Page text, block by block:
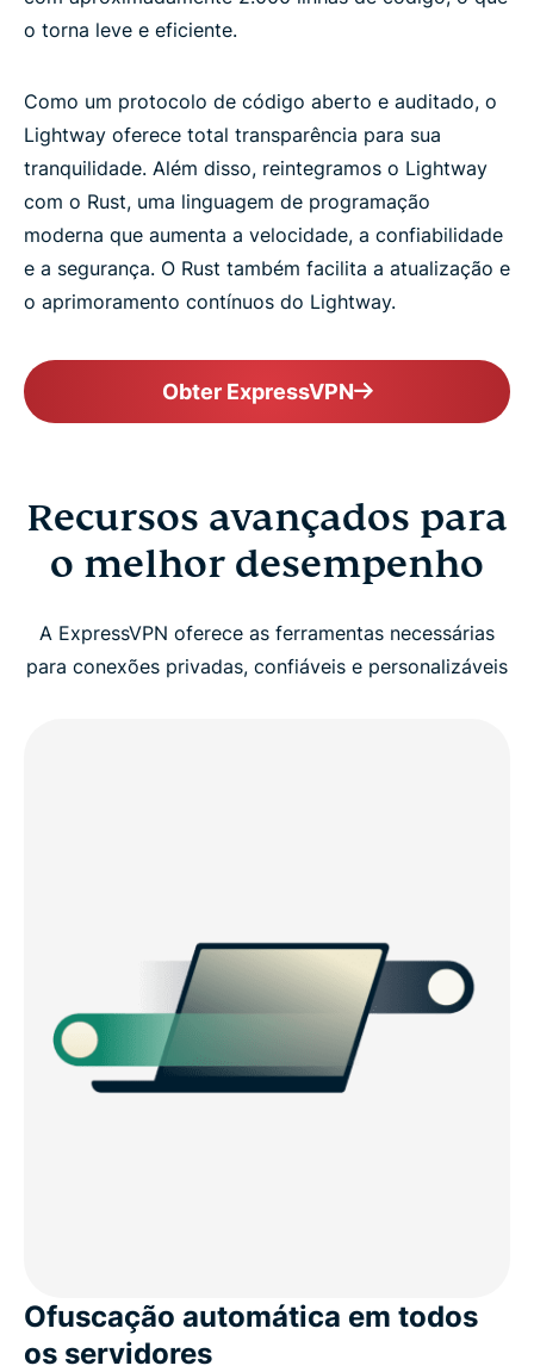
o torna leve e eficiente.
Como um protocolo de código aberto e auditado, o
Lightway oferece total transparência para sua
tranquilidade. Além disso, reintegramos o Lightway
com o Rust, uma linguagem de programação
moderna que aumenta a velocidade, a confiabilidade
e a segurança. O Rust também facilita a atualização e
o aprimoramento contínuos do Lightway.
Obter ExpressVPN
Recursos avançados para
o melhor desempenho
A ExpressVPN oferece as ferramentas necessárias
para conexões privadas, confiáveis ​​e personalizáveis
Ofuscação automática em todos
os servidores